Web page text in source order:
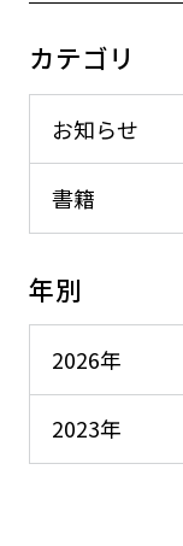
カテゴリ
お知らせ
書籍
年別
2026年
2023年